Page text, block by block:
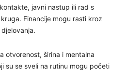
javni nastup ili rad s
Financije mogu rasti kroz
otvorenost, širina i mentalna
su se sveli na rutinu mogu početi